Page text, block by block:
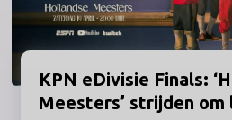
KPN eDivisie Finals:
Meesters’ strijden